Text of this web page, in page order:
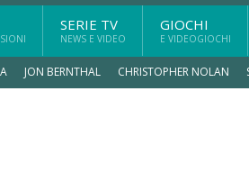
SERIE TV
NEWS E VIDEO
GIOCHI
E VIDEOGIOCHI
JON BERNTHAL CHRISTOPHER NOLAN